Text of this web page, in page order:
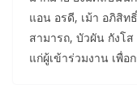
แอน อรดี, เม้า อภิสิ
สามารถ, บัวผัน กังโ
แก่ผู้เข้าร่วมงาน เพื่อ